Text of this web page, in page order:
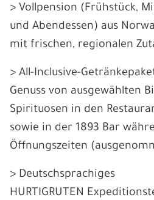
> Vollpension (Frühstück,
und Abendessen) aus
mit frischen, regionalen
> All-Inclusive-
Genuss von ausgewählten
Spirituosen in den
sowie in der 1893 Bar
Öffnungszeiten
> Deutschsprachiges
HURTIGRUTEN